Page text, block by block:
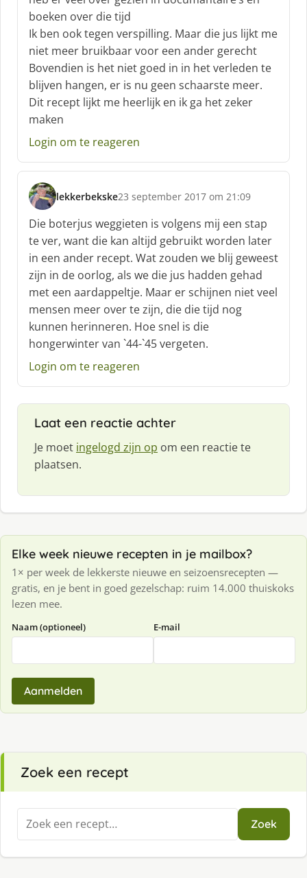
e
f
boeken over die tijd
Ik ben ook tegen verspilling. Maar die jus lijkt me
niet meer bruikbaar voor een ander gerecht
Bovendien is het niet goed in in het verleden te
blijven hangen, er is nu geen schaarste meer.
Dit recept lijkt me heerlijk en ik ga het zeker
maken
Login om te reageren
lekkerbekske
s
c
h
r
e
e
f
23 september 2017 om 21:09
Die boterjus weggieten is volgens mij een stap
te ver, want die kan altijd gebruikt worden later
in een ander recept. Wat zouden we blij geweest
zijn in de oorlog, als we die jus hadden gehad
met een aardappeltje. Maar er schijnen niet veel
mensen meer over te zijn, die die tijd nog
kunnen herinneren. Hoe snel is die
hongerwinter van `44-`45 vergeten.
Login om te reageren
Laat een reactie achter
Je moet ingelogd zijn op om een reactie te
plaatsen.
Elke week nieuwe recepten in je mailbox?
1× per week de lekkerste nieuwe en seizoensrecepten —
gratis, en je bent in goed gezelschap: ruim 14.000 thuiskoks
lezen mee.
Naam (optioneel) E-mail
Aanmelden
Zoek een recept
Zoeken
naar:
Zoek